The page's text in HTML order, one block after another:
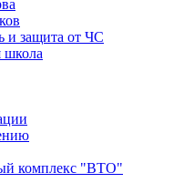
и защита от ЧС
школа
комплекс "ВТО"